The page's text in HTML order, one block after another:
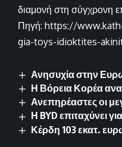
διαμονή στη σύγχρονη
Πηγή: https://
gia-toys-idioktites-
Ανησυχία στην
Η Βόρεια Κορέα
Ανεπηρέαστες οι
Η BYD επιταχύνει
Κέρδη 103 εκατ.